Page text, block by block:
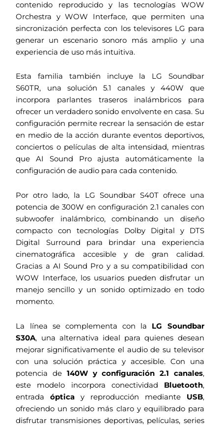
contenido reproducido y las tecnologías WOW
Orchestra y WOW Interface, que permiten una
sincronización perfecta con los televisores LG para
generar un escenario sonoro más amplio y una
experiencia de uso más intuitiva.
Esta familia también incluye la LG Soundbar
S60TR, una solución 5.1 canales y 440W que
incorpora parlantes traseros inalámbricos para
ofrecer un verdadero sonido envolvente en casa. Su
configuración permite recrear la sensación de estar
en medio de la acción durante eventos deportivos,
conciertos o películas de alta intensidad, mientras
que AI Sound Pro ajusta automáticamente la
configuración de audio para cada contenido.
Por otro lado, la LG Soundbar S40T ofrece una
potencia de 300W en configuración 2.1 canales con
subwoofer inalámbrico, combinando un diseño
compacto con tecnologías Dolby Digital y DTS
Digital Surround para brindar una experiencia
cinematográfica accesible y de gran calidad.
Gracias a AI Sound Pro y a su compatibilidad con
WOW Interface, los usuarios pueden disfrutar un
manejo sencillo y un sonido optimizado en todo
momento.
La línea se complementa con la LG Soundbar
S30A, una alternativa ideal para quienes desean
mejorar significativamente el audio de su televisor
con una solución práctica y accesible. Con una
potencia de 140W y configuración 2.1 canales,
este modelo incorpora conectividad Bluetooth,
entradaóptica y reproducción mediante USB,
ofreciendo un sonido más claro y equilibrado para
disfrutar transmisiones deportivas, películas, series